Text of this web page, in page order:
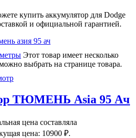
купить аккумулятор для Dodge
и официальной гарантией.
Этот товар имеет несколько
выбрать на странице товара.
ТЮМЕНЬ Asia 95 Ач
цена составляла
цена: 10900 ₽.